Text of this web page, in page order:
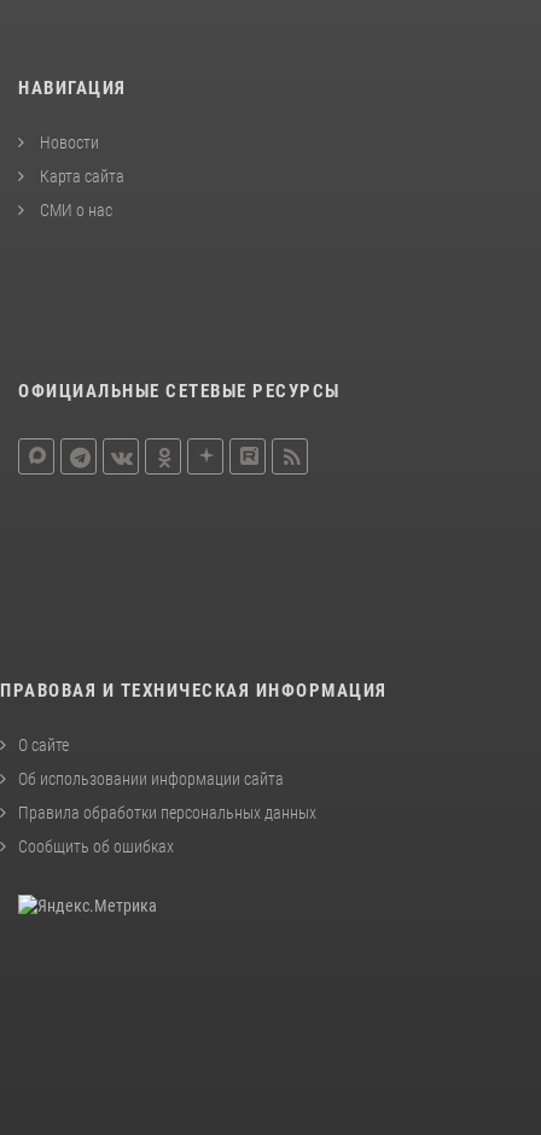
НАВИГАЦИЯ
Новости
Карта сайта
СМИ о нас
ОФИЦИАЛЬНЫЕ СЕТЕВЫЕ РЕСУРСЫ
ПРАВОВАЯ И ТЕХНИЧЕСКАЯ ИНФОРМАЦИЯ
О сайте
Об использовании информации сайта
Правила обработки персональных данных
Сообщить об ошибках